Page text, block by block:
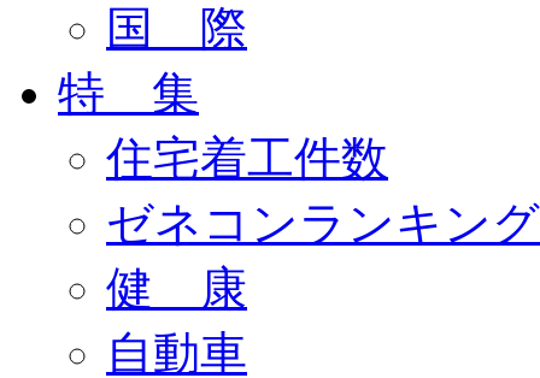
国 際
特 集
住宅着工件数
ゼネコンランキング
健 康
自動車